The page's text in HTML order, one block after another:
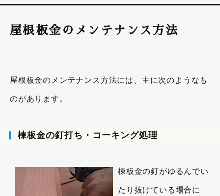
屋根板金のメンテナンス方法
屋根板金のメンテナンス方法には、主に次のようなも
のがあります。
棟板金の釘打ち・コーキング処理
棟板金の釘がゆるんでい
たり抜けている場合に